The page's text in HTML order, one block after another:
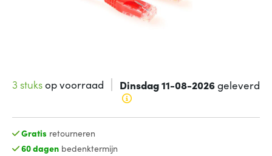
3 stuksop voorraad Dinsdag 11-08-2026geleverd
Gratis retourneren
60 dagenbedenktermijn